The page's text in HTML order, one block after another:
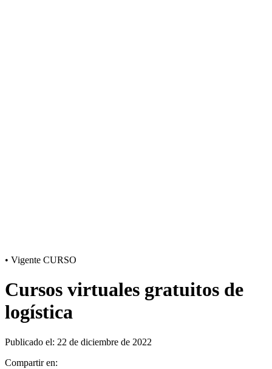
• Vigente CURSO
Cursos virtuales gratuitos de
logística
Publicado el: 22 de diciembre de 2022
Compartir en: